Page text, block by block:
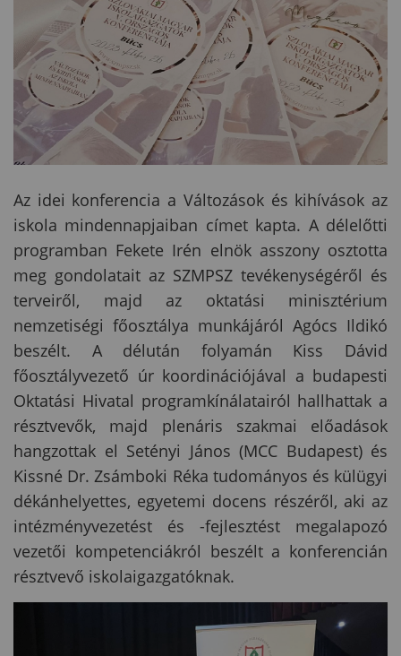
Az idei konferencia a Változások és kihívások az
iskola mindennapjaiban címet kapta. A délelőtti
programban Fekete Irén elnök asszony osztotta
meg gondolatait az SZMPSZ tevékenységéről és
terveiről, majd az oktatási minisztérium
nemzetiségi főosztálya munkájáról Agócs Ildikó
beszélt. A délután folyamán Kiss Dávid
főosztályvezető úr koordinációjával a budapesti
Oktatási Hivatal programkínálatairól hallhattak a
résztvevők, majd plenáris szakmai előadások
hangzottak el Setényi János (MCC Budapest) és
Kissné Dr. Zsámboki Réka tudományos és külügyi
dékánhelyettes, egyetemi docens részéről, aki az
intézményvezetést és -fejlesztést megalapozó
vezetői kompetenciákról beszélt a konferencián
résztvevő iskolaigazgatóknak.